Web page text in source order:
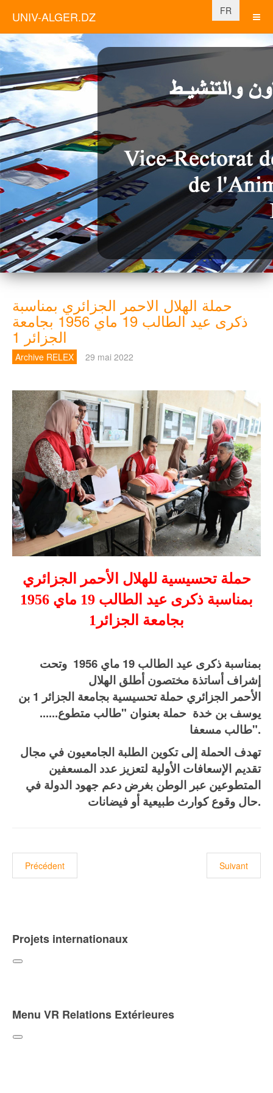
UNIV-ALGER.DZ
Sélectionnez
FR
حملة الهلال الاحمر الجزائري بمناسبة
ذكرى عيد الطالب 19 ماي 1956 بجامعة
Archive RELEX 29 mai 2022
حملة تحسيسية للهلال الأحمر الجزائري
بمناسبة ذكرى عيد الطالب 19 ماي 1956
بجامعة الجزائر1
بمناسبة ذكرى عيد الطالب 19 ماي 1956 وتحت
إشراف أساتذة مختصون أطلق الهلال
الأحمر الجزائري حملة تحسيسية بجامعة الجزائر 1 بن
يوسف بن خدة حملة بعنوان "طالب متطوع......
طالب مسعفا".
تهدف الحملة إلى تكوين الطلبة الجامعيون في مجال
تقديم الإسعافات الأولية لتعزيز عدد المسعفين
المتطوعين عبر الوطن بغرض دعم جهود الدولة في
حال وقوع كوارث طبيعية أو فيضانات.
Article précédent : DIGITAQ / Appel à candidature pour la
Précédent Article
Suivant
Projets internationaux
Menu VR Relations Extérieures